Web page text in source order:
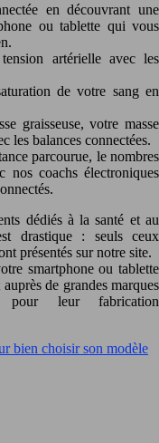
en découvrant une
ou tablette qui vous
artérielle avec les
de votre sang en
graisseuse, votre masse
les balances connectées.
parcourue, le nombres
nos coachs électroniques
dédiés à la santé et au
drastique : seuls ceux
présentés sur notre site.
smartphone ou tablette
de grandes marques
pour leur fabrication
bien choisir son modèle